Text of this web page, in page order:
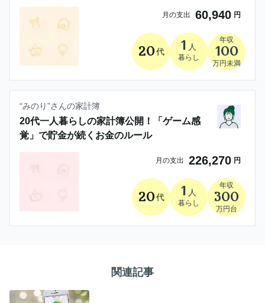
す！
月の支出 60,940 円
20代 1 人
暮らし
年収
100
万円未満
“みのり”さんの家計簿
20代一人暮らしの家計簿公開！「ゲーム感
覚」で貯金が続くお金のルール
月の支出 226,270 円
20代 1 人
暮らし
年収
300
万円台
関連記事